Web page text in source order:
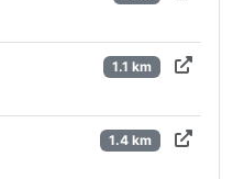
1.1 km
1.4 km